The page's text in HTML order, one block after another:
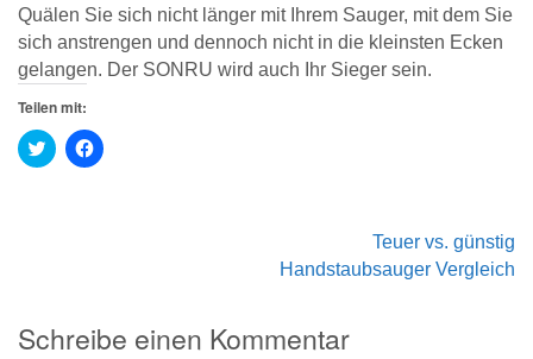
Quälen Sie sich nicht länger mit Ihrem Sauger, mit dem Sie
sich anstrengen und dennoch nicht in die kleinsten Ecken
gelangen. Der SONRU wird auch Ihr Sieger sein.
Teilen mit:
Klick,
um
Klick,
um
Teuer vs. günstig
Handstaubsauger Vergleich
Schreibe einen Kommentar